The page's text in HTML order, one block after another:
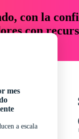
con la
con
mes
a escala